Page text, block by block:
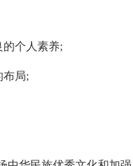
个人素养;
布局;